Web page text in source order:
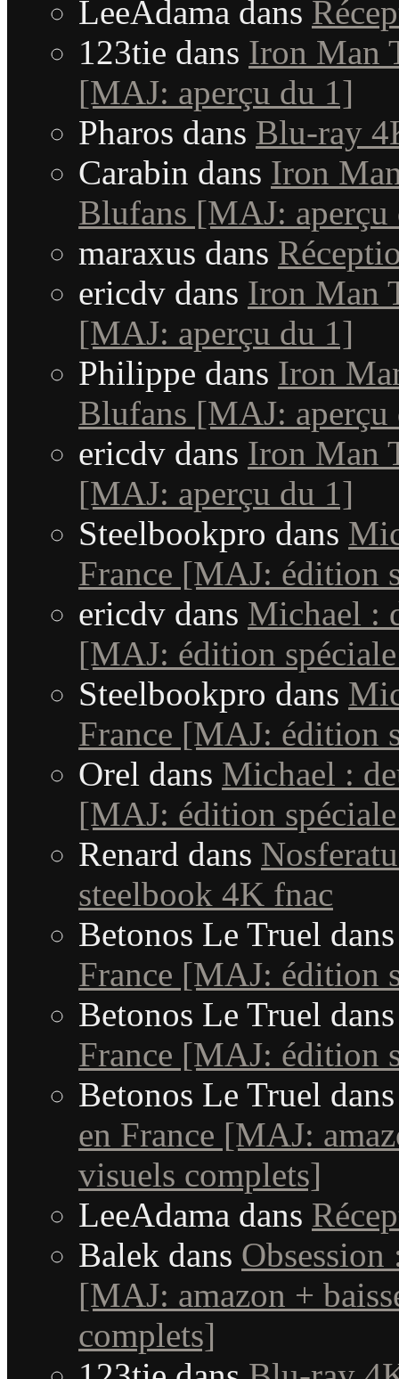
LeeAdama dans
123tie dans Iron Man
[MAJ: aperçu du 1]
Pharos dans Blu-ray
Carabin dans Iron
Blufans [MAJ: aperçu
maraxus dans
ericdv dans Iron Man
[MAJ: aperçu du 1]
Philippe dans Iron
Blufans [MAJ: aperçu
ericdv dans Iron Man
[MAJ: aperçu du 1]
Steelbookpro dans
France [MAJ: édition
ericdv dans Michael :
[MAJ: édition
Steelbookpro dans
France [MAJ: édition
Orel dans Michael :
[MAJ: édition
Renard dans
steelbook 4K fnac
Betonos Le Truel
France [MAJ: édition
Betonos Le Truel
France [MAJ: édition
Betonos Le Truel
en France [MAJ:
visuels complets]
LeeAdama dans
Balek dans Obsession
[MAJ: amazon +
complets]